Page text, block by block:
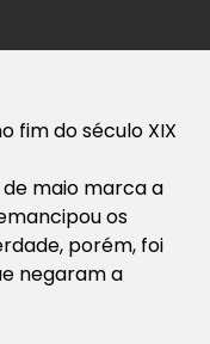
fim do século XIX
de maio marca a
os
porém, foi
negaram a